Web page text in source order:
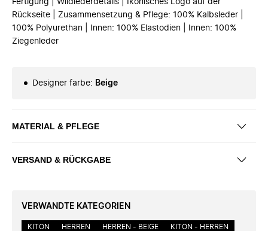
Fertigung | Wildlederdetails | Ikonisches Logo auf der
Rückseite | Zusammensetzung & Pflege: 100% Kalbsleder |
100% Polyurethan | Innen: 100% Elastodien | Innen: 100%
Ziegenleder
Designer farbe: Beige
MATERIAL & PFLEGE
VERSAND & RÜCKGABE
VERWANDTE KATEGORIEN
KITON HERREN HERREN - BEIGE KITON - HERREN